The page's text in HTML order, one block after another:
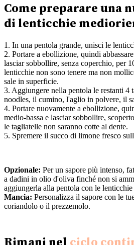
Come preparare una
di lenticchie
1. In una pentola grande, unisci le
2. Portare a ebollizione, quindi
lasciar sobbollire, senza coperchio, per
lenticchie non sono tenere ma non
sale in superficie.
3. Aggiungere nella pentola le restanti 4
noodles, il cumino, l'aglio in polvere, il
4. Portare nuovamente a ebollizione,
medio-bassa e lasciar sobbollire,
le tagliatelle non saranno cotte al dente.
5. Spremere il succo di limone fresco
Opzionale: Per un sapore più intenso,
a dadini in olio d'oliva finché non si
aggiungerla alla pentola con le lenticchie
Mancia: Personalizza il sapore con le
coriandolo o il prezzemolo.